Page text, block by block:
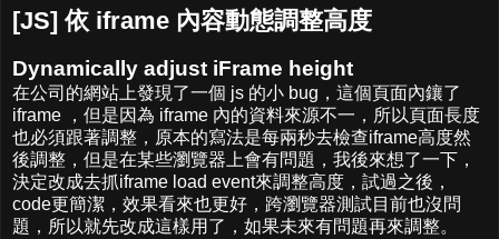
[JS] 依 iframe 內容動態調整高度
Dynamically adjust iFrame height
在公司的網站上發現了一個 js 的小 bug，這個頁面內鑲了
iframe ，但是因為 iframe 內的資料來源不一，所以頁面長度
也必須跟著調整，原本的寫法是每兩秒去檢查iframe高度然
後調整，但是在某些瀏覽器上會有問題，我後來想了一下，
決定改成去抓iframe load event來調整高度，試過之後，
code更簡潔，效果看來也更好，跨瀏覽器測試目前也沒問
題，所以就先改成這樣用了，如果未來有問題再來調整。